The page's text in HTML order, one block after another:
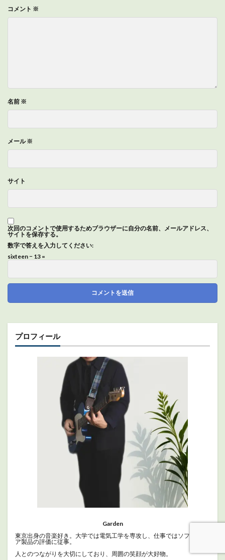
コメント ※
名前 ※
メール※
サイト
次回のコメントで使用するためブラウザーに自分の名前、メールアドレス、
サイトを保存する。
数字で答えを入力してください:
sixteen − 13 =
プロフィール
Garden
東京出身の音楽好き。大学では電気工学を専攻し、仕事ではソフトウェ
ア製品の評価に従事。
人とのつながりを大切にしており、周囲の笑顔が大好物。